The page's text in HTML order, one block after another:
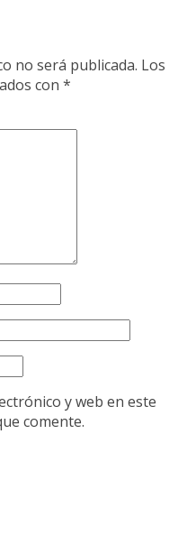
no será publicada. Los
con *
y web en este
comente.